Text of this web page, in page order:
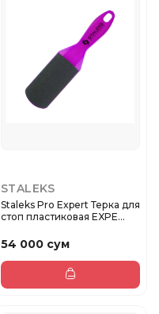
STALEKS
Staleks Pro Expert Терка для
стоп пластиковая EXPE...
54 000 сум